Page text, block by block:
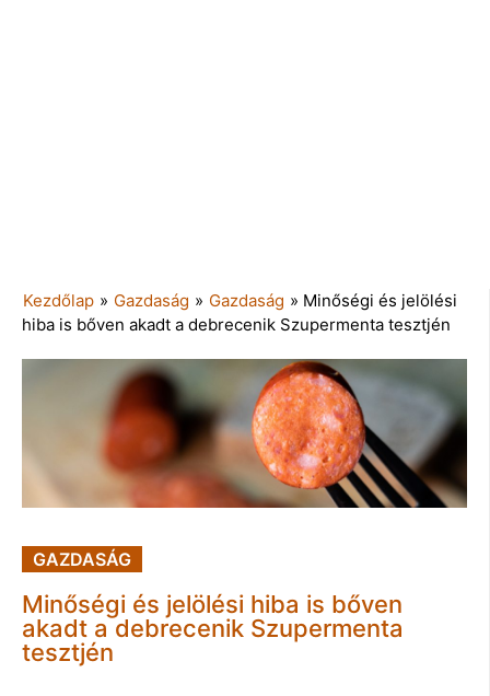
Kezdőlap » Gazdaság » Gazdaság » Minőségi és jelölési
hiba is bőven akadt a debrecenik Szupermenta tesztjén
GAZDASÁG
Minőségi és jelölési hiba is bőven
akadt a debrecenik Szupermenta
tesztjén